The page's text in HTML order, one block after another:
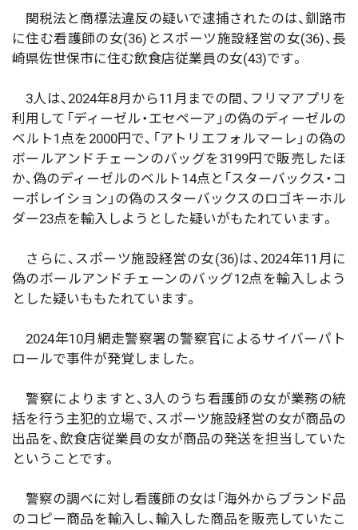
関税法と商標法違反の疑いで逮捕されたのは、釧路市
に住む看護師の女(36)とスポーツ施設経営の女(36)、長
崎県佐世保市に住む飲食店従業員の女(43)です。
3人は、2024年8月から11月までの間、フリマアプリを
利用して「ディーゼル・エセペーア」の偽のディーゼルの
ベルト1点を2000円で、「アトリエフォルマーレ」の偽の
ボールアンドチェーンのバッグを3199円で販売したほ
か、偽のディーゼルのベルト14点と「スターバックス・コ
ーポレイション」の偽のスターバックスのロゴキーホル
ダー23点を輸入しようとした疑いがもたれています。
さらに、スポーツ施設経営の女(36)は、2024年11月に
偽のボールアンドチェーンのバッグ12点を輸入しよう
とした疑いももたれています。
2024年10月網走警察署の警察官によるサイバーパト
ロールで事件が発覚しました。
警察によりますと、3人のうち看護師の女が業務の統
括を行う主犯的立場で、スポーツ施設経営の女が商品の
出品を、飲食店従業員の女が商品の発送を担当していた
ということです。
警察の調べに対し看護師の女は「海外からブランド品
のコピー商品を輸入し、輸入した商品を販売していたこ